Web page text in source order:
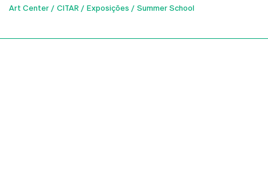
Art Center
CITAR Exposições Summer School